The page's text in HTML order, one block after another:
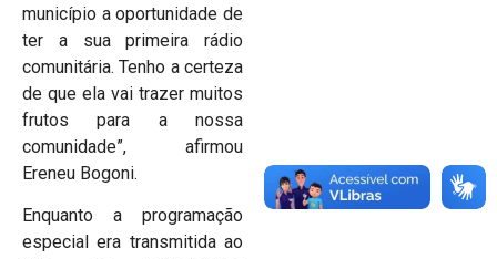
município a oportunidade de
ter a sua primeira rádio
comunitária. Tenho a certeza
de que ela vai trazer muitos
frutos para a nossa
comunidade”, afirmou
Ereneu Bogoni.
Enquanto a programação
especial era transmitida ao